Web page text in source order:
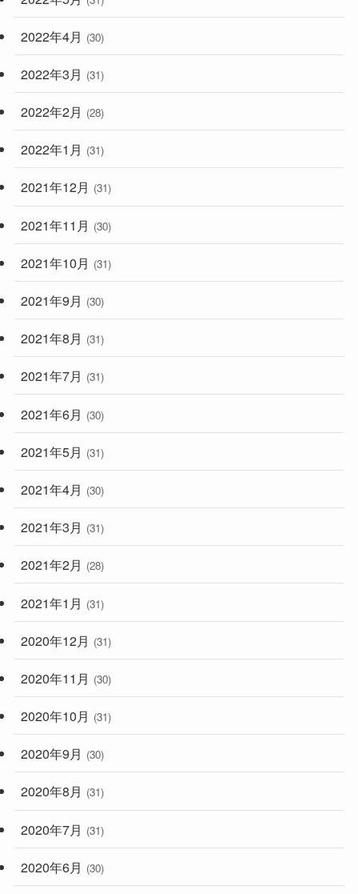
2022年4月 (30)
2022年3月 (31)
2022年2月 (28)
2022年1月 (31)
2021年12月 (31)
2021年11月 (30)
2021年10月 (31)
2021年9月 (30)
2021年8月 (31)
2021年7月 (31)
2021年6月 (30)
2021年5月 (31)
2021年4月 (30)
2021年3月 (31)
2021年2月 (28)
2021年1月 (31)
2020年12月 (31)
2020年11月 (30)
2020年10月 (31)
2020年9月 (30)
2020年8月 (31)
2020年7月 (31)
2020年6月 (30)